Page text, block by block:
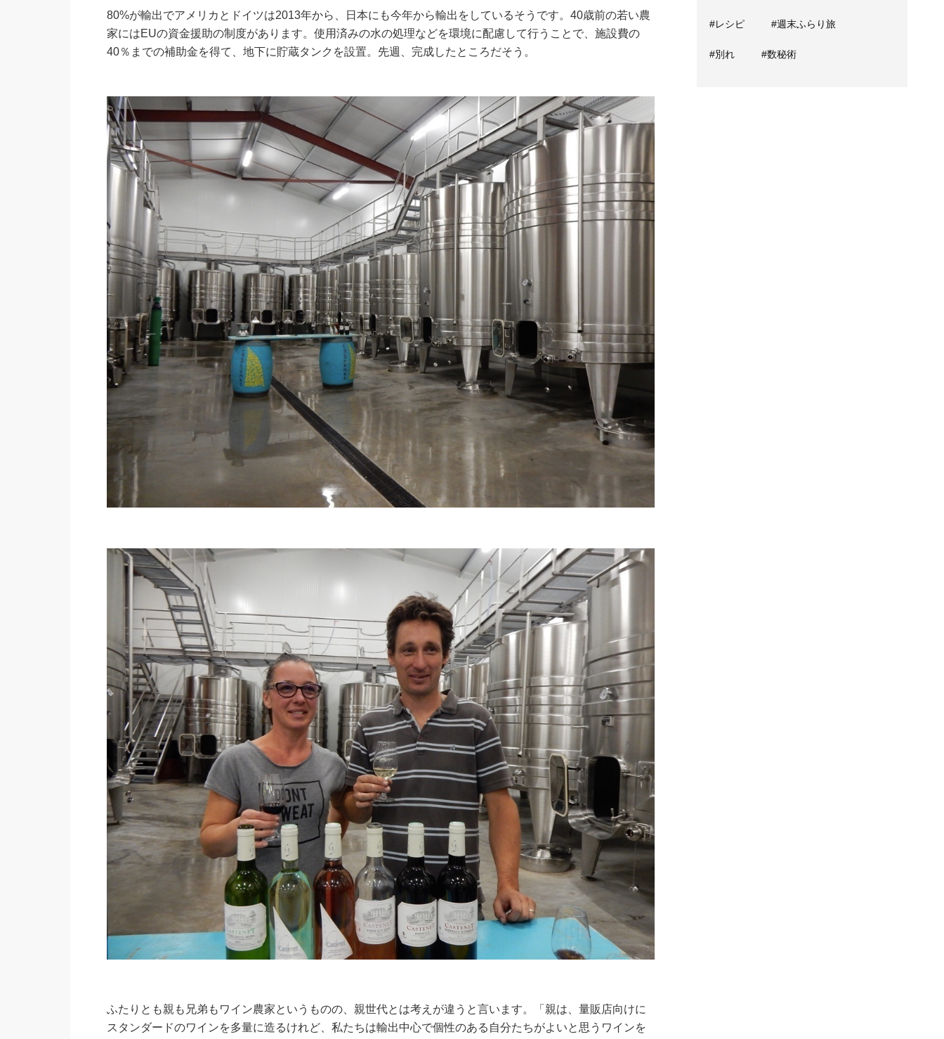
80%が輸出でアメリカとドイツは2013年から、日本にも今年から輸出をしているそうです。40歳前の若い農
家にはEUの資金援助の制度があります。使用済みの水の処理などを環境に配慮して行うことで、施設費の
40％までの補助金を得て、地下に貯蔵タンクを設置。先週、完成したところだそう。
ふたりとも親も兄弟もワイン農家というものの、親世代とは考えが違うと言います。「親は、量販店向けに
スタンダードのワインを多量に造るけれど、私たちは輸出中心で個性のある自分たちがよいと思うワインを
#レシピ #週末ふらり旅
#別れ #数秘術